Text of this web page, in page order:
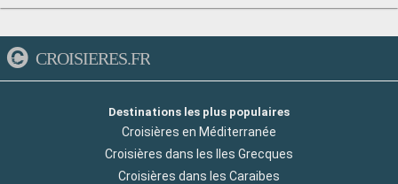
CROISIERES.FR
Destinations les plus populaires
Croisières en Méditerranée
Croisières dans les Iles Grecques
Croisières dans les Caraibes